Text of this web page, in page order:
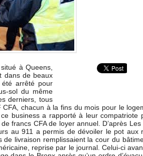
à Queens,
dans de beaux
été arrêté pour
sol du même
derniers, tous
chacun à la fins du mois pour le
business a rapporté à leur compatriote
francs CFA de loyer annuel. D’après Les
au 911 a permis de dévoiler le pot aux
de livraison remplissaient la cour du
reprise par le journal. Celui-ci